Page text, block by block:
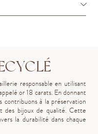
responsable en utilisant
or 18 carats. En donnant
contribuons à la préservation
des bijoux de qualité. Cette
la durabilité dans chaque